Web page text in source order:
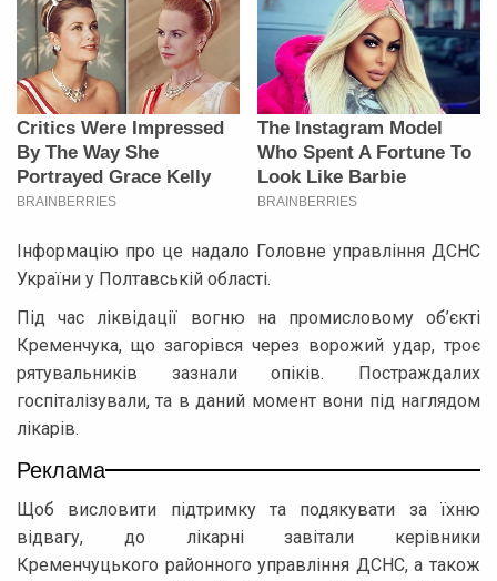
Інформацію про це надало Головне управління ДСНС
України у Полтавській області.
Під час ліквідації вогню на промисловому об’єкті
Кременчука, що загорівся через ворожий удар, троє
рятувальників зазнали опіків. Постраждалих
госпіталізували, та в даний момент вони під наглядом
лікарів.
Реклама
Щоб висловити підтримку та подякувати за їхню
відвагу, до лікарні завітали керівники
Кременчуцького районного управління ДСНС, а також